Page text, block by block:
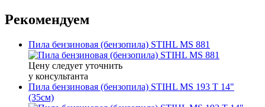
Рекомендуем
Пила бензиновая (бензопила) STIHL MS 881
Цену следует уточнить
у консультанта
Пила бензиновая (бензопила) STIHL MS 193 Т 14"
(35см)